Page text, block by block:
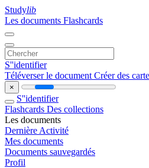
Studylib
Les documents Flashcards
S''identifier
Téléverser le document Créer des
×
S''identifier
Flashcards Des collections
Les documents
Dernière Activité
Mes documents
Documents sauvegardés
Profil